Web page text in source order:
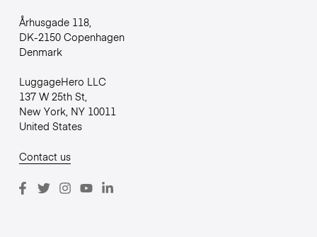
Århusgade 118,
DK-2150 Copenhagen
Denmark
LuggageHero LLC
137 W 25th St,
New York, NY 10011
United States
Contact us